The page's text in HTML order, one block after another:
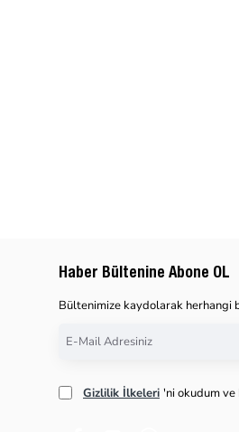
Haber Bültenine Abone OL
Bültenimize kaydolarak herhangi
E-
Gizlilik İlkeleri 'ni okudum